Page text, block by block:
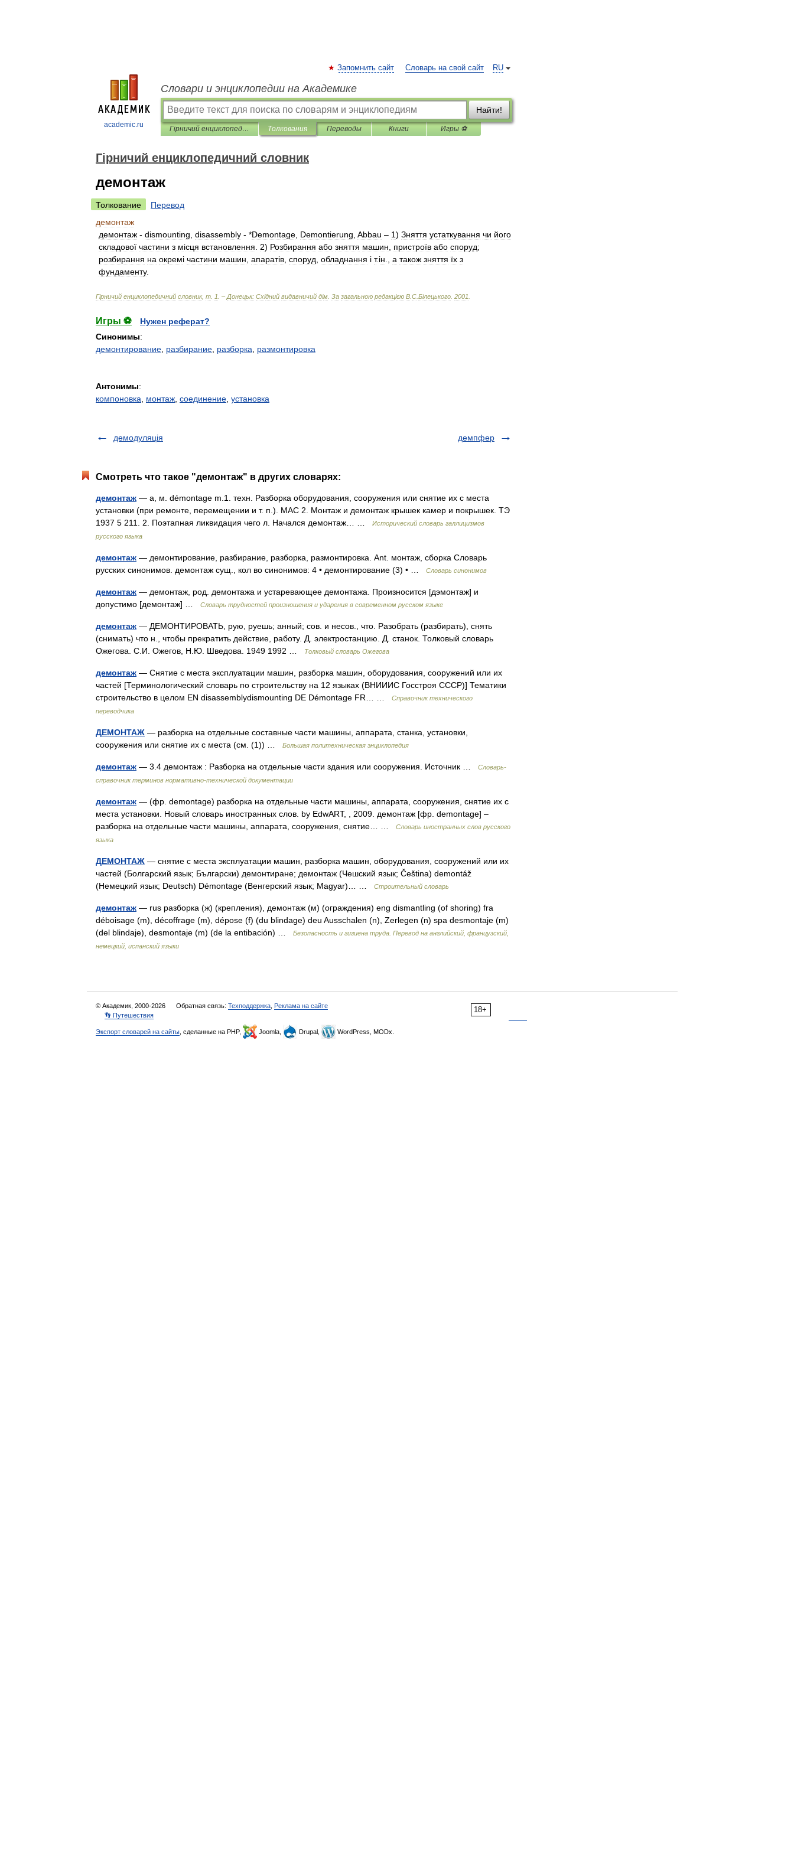
academic.ru
RU
Запомнить сайт Словарь на свой сайт
Словари и энциклопедии на Академике
Найти!
Гірничий енциклопедичний словник Толкования Переводы Книги Игры ⚽
Гірничий енциклопедичний словник
демонтаж
Толкование
Перевод
демонтаж
демонтаж - dismounting disassembly - *Demontage Demontierung Abbau – 1) Зняття устаткування чи його
складової частини з місця встановлення 2) Розбирання або зняття машин пристроїв або споруд;
розбирання на окремі частини машин апаратів споруд обладнання і т.ін а також зняття їх з
фундаменту.
Гірничий енциклопедичний словник, т 1 . – Донецьк: Східний видавничий дім За загальною редакцією В С Білецького 2001
Игры ⚽
Нужен реферат?
Синонимы:
демонтирование разбирание разборка размонтировка
Антонимы:
компоновка
монтаж соединение установка
демодуляція демпфер
Смотреть что такое "демонтаж" в других словарях:
демонтаж — а, м. démontage m.1. техн. Разборка оборудования, сооружения или снятие их с места
установки (при ремонте, перемещении и т. п.). МАС 2. Монтаж и демонтаж крышек камер и покрышек. ТЭ
1937 5 211. 2. Поэтапная ликвидация чего л. Начался демонтаж… …
Исторический словарь галлицизмов
русского языка
демонтаж — демонтирование, разбирание, разборка, размонтировка. Ant. монтаж, сборка Словарь
русских синонимов. демонтаж сущ., кол во синонимов: 4 • демонтирование (3) • …
Словарь синонимов
демонтаж — демонтаж, род. демонтажа и устаревающее демонтажа. Произносится [дэмонтаж] и
допустимо [демонтаж] …
Словарь трудностей произношения и ударения в современном русском языке
демонтаж — ДЕМОНТИРОВАТЬ, рую, руешь; анный; сов. и несов., что. Разобрать (разбирать), снять
(снимать) что н., чтобы прекратить действие, работу. Д. электростанцию. Д. станок. Толковый словарь
Ожегова. С.И. Ожегов, Н.Ю. Шведова. 1949 1992 …
Толковый словарь Ожегова
демонтаж — Снятие с места эксплуатации машин, разборка машин, оборудования, сооружений или их
частей [Терминологический словарь по строительству на 12 языках (ВНИИИС Госстроя СССР)] Тематики
строительство в целом EN disassemblydismounting DE Démontage FR… …
Справочник технического
переводчика
ДЕМОНТАЖ — разборка на отдельные составные части машины, аппарата, станка, установки,
сооружения или снятие их с места (см. (1)) …
Большая политехническая энциклопедия
демонтаж — 3.4 демонтаж : Разборка на отдельные части здания или сооружения. Источник …
Словарь-
справочник терминов нормативно-технической документации
демонтаж — (фр. demontage) разборка на отдельные части машины, аппарата, сооружения, снятие их с
места установки. Новый словарь иностранных слов. by EdwART, , 2009. демонтаж [фр. demontage] –
разборка на отдельные части машины, аппарата, сооружения, снятие… …
Словарь иностранных слов русского
языка
ДЕМОНТАЖ — снятие с места эксплуатации машин, разборка машин, оборудования, сооружений или их
частей (Болгарский язык; Български) демонтиране; демонтаж (Чешский язык; Čeština) demontáž
(Немецкий язык; Deutsch) Démontage (Венгерский язык; Magyar)… …
Строительный словарь
демонтаж — rus разборка (ж) (крепления), демонтаж (м) (ограждения) eng dismantling (of shoring) fra
déboisage (m), décoffrage (m), dépose (f) (du blindage) deu Ausschalen (n), Zerlegen (n) spa desmontaje (m)
(del blindaje), desmontaje (m) (de la entibación) …
Безопасность и гигиена труда. Перевод на английский, французский,
немецкий, испанский языки
18+
© Академик, 2000-2026 Обратная связь: Техподдержка Реклама на сайте
👣 Путешествия
Экспорт словарей на сайты , сделанные на PHP, Joomla, Drupal, WordPress, MODx.